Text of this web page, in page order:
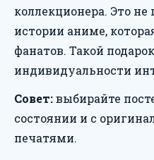
коллекционера. Это не
истории аниме,
фанатов. Такой
индивидуальности
Совет:выбирайте
состоянии и с
печатями.